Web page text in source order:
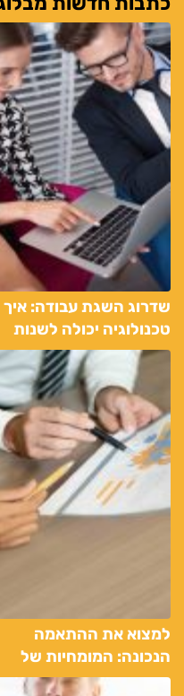
שדרוג השגת עבודה: איך
טכנולוגיה יכולה לשנות
את מציאת עבודה דרך
חברת כוח אדם
למצוא את ההתאמה
הנכונה: המומחיות של
חברות משאבי אנוש